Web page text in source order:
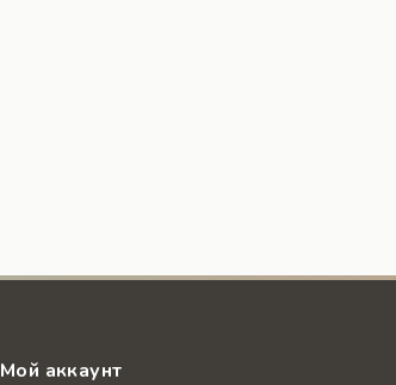
Мой аккаунт